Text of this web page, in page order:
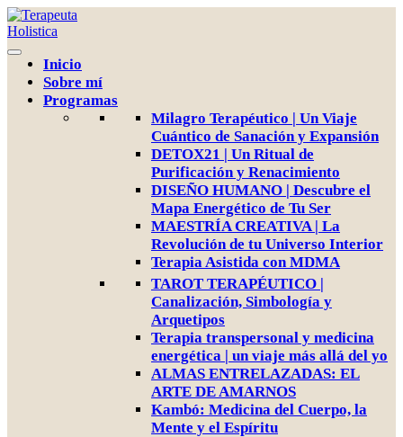
Inicio
Sobre mí
Programas
Milagro Terapéutico | Un Viaje
Cuántico de Sanación y Expansión
DETOX21 | Un Ritual de
Purificación y Renacimiento
DISEÑO HUMANO | Descubre el
Mapa Energético de Tu Ser
MAESTRÍA CREATIVA | La
Revolución de tu Universo Interior
Terapia Asistida con MDMA
TAROT TERAPÉUTICO |
Canalización, Simbología y
Arquetipos
Terapia transpersonal y medicina
energética | un viaje más allá del yo
ALMAS ENTRELAZADAS: EL
ARTE DE AMARNOS
Kambó: Medicina del Cuerpo, la
Mente y el Espíritu